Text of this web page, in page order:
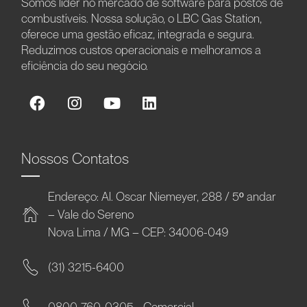
combustíveis. Nossa solução, o LBC Gas Station,
oferece uma gestão eficaz, integrada e segura.
Reduzimos custos operacionais e melhoramos a
eficiência do seu negócio.
Nossos Contatos
Endereço: Al. Oscar Niemeyer, 288 / 5º andar
– Vale do Sereno
Nova Lima / MG – CEP: 34006-049
(31) 3215-6400